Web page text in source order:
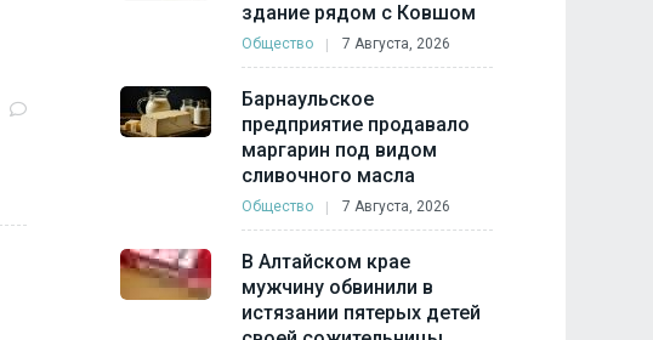
здание рядом с Ковшом
Общество 7 Августа, 2026
Барнаульское
предприятие продавало
маргарин под видом
сливочного масла
Общество 7 Августа, 2026
В Алтайском крае
мужчину обвинили в
истязании пятерых детей